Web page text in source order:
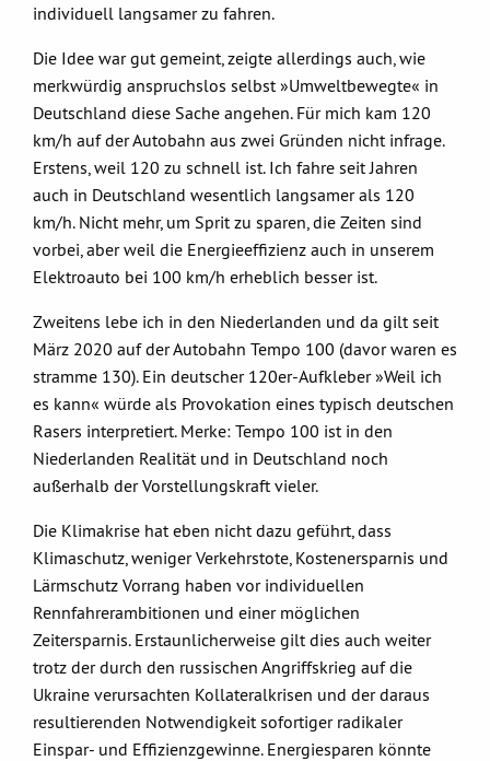
individuell langsamer zu fahren.
Die Idee war gut gemeint, zeigte allerdings auch, wie
merkwürdig anspruchslos selbst »Umweltbewegte« in
Deutschland diese Sache angehen. Für mich kam 120
km/h auf der Autobahn aus zwei Gründen nicht infrage.
Erstens, weil 120 zu schnell ist. Ich fahre seit Jahren
auch in Deutschland wesentlich langsamer als 120
km/h. Nicht mehr, um Sprit zu sparen, die Zeiten sind
vorbei, aber weil die Energieeffizienz auch in unserem
Elektroauto bei 100 km/h erheblich besser ist.
Zweitens lebe ich in den Niederlanden und da gilt seit
März 2020 auf der Autobahn Tempo 100 (davor waren es
stramme 130). Ein deutscher 120er-Aufkleber »Weil ich
es kann« würde als Provokation eines typisch deutschen
Rasers interpretiert. Merke: Tempo 100 ist in den
Niederlanden Realität und in Deutschland noch
außerhalb der Vorstellungskraft vieler.
Die Klimakrise hat eben nicht dazu geführt, dass
Klimaschutz, weniger Verkehrstote, Kostenersparnis und
Lärmschutz Vorrang haben vor individuellen
Rennfahrerambitionen und einer möglichen
Zeitersparnis. Erstaunlicherweise gilt dies auch weiter
trotz der durch den russischen Angriffskrieg auf die
Ukraine verursachten Kollateralkrisen und der daraus
resultierenden Notwendigkeit sofortiger radikaler
Einspar- und Effizienzgewinne. Energiesparen könnte